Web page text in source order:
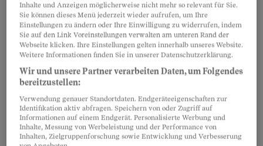
SP-Nationalrat Baptiste Hurni brachte es im
Ständeratssaal auf den Punkt: «Das ist typisch
Inhalte und Anzeigen möglicherweise nicht mehr so relevant für Sie.
Sie können dieses Menü jederzeit wieder aufrufen, um Ihre
Einstellungen zu ändern oder Ihre Einwilligung zu widerrufen, indem
Sie auf den Link Voreinstellungen verwalten am unteren Rand der
Webseite klicken. Ihre Einstellungen gelten innerhalb unseres Website.
Weitere Informationen finden Sie in unserer Datenschutzerklärung.
Wir und unsere Partner verarbeiten Daten, um Folgendes
bereitzustellen:
Verwendung genauer Standortdaten. Endgeräteeigenschaften zur
Identifikation aktiv abfragen. Speichern von oder Zugriff auf
Informationen auf einem Endgerät. Personalisierte Werbung und
Inhalte, Messung von Werbeleistung und der Performance von
Inhalten, Zielgruppenforschung sowie Entwicklung und Verbesserung